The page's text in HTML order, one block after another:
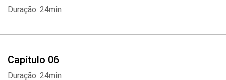
Duração: 24min
Capítulo 06
Duração: 24min